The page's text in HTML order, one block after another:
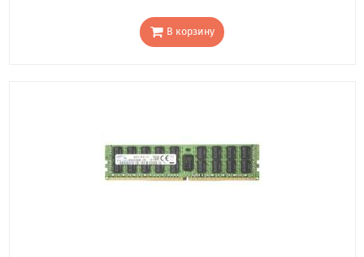
В корзину